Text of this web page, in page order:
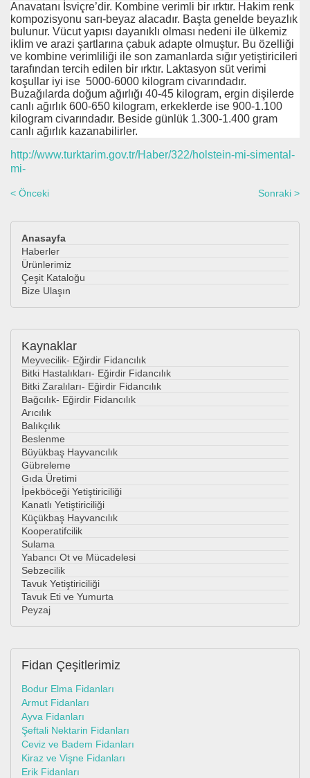
Anavatanı İsviçre’dir. Kombine verimli bir ırktır. Hakim renk
kompozisyonu sarı-beyaz alacadır. Başta genelde beyazlık
bulunur. Vücut yapısı dayanıklı olması nedeni ile ülkemiz
iklim ve arazi şartlarına çabuk adapte olmuştur. Bu özelliği
ve kombine verimliliği ile son zamanlarda sığır yetiştiricileri
tarafından tercih edilen bir ırktır. Laktasyon süt verimi
koşullar iyi ise 5000-6000 kilogram civarındadır.
Buzağılarda doğum ağırlığı 40-45 kilogram, ergin dişilerde
canlı ağırlık 600-650 kilogram, erkeklerde ise 900-1.100
kilogram civarındadır. Beside günlük 1.300-1.400 gram
canlı ağırlık kazanabilirler.
http://www.turktarim.gov.tr/Haber/322/holstein-mi-simental-
mi-
< Önceki Sonraki >
Anasayfa
Haberler
Ürünlerimiz
Çeşit Kataloğu
Bize Ulaşın
Kaynaklar
Meyvecilik- Eğirdir Fidancılık
Bitki Hastalıkları- Eğirdir Fidancılık
Bitki Zaralıları- Eğirdir Fidancılık
Bağcılık- Eğirdir Fidancılık
Arıcılık
Balıkçılık
Beslenme
Büyükbaş Hayvancılık
Gübreleme
Gıda Üretimi
İpekböceği Yetiştiriciliği
Kanatlı Yetiştiriciliği
Küçükbaş Hayvancılık
Kooperatifcilik
Sulama
Yabancı Ot ve Mücadelesi
Sebzecilik
Tavuk Yetiştiriciliği
Tavuk Eti ve Yumurta
Peyzaj
Fidan Çeşitlerimiz
Bodur Elma Fidanları
Armut Fidanları
Ayva Fidanları
Şeftali Nektarin Fidanları
Ceviz ve Badem Fidanları
Kiraz ve Vişne Fidanları
Erik Fidanları